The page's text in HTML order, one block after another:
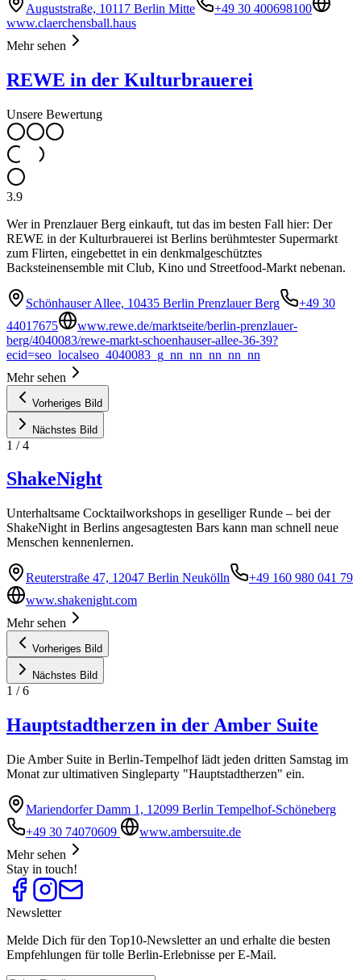
Auguststraße, 10117 Berlin Mitte
+49 30 400698100
www.claerchensball.haus
Mehr sehen
REWE in der Kulturbrauerei
Unsere Bewertung
3.9
Wer in Prenzlauer Berg einkauft, tut das im besten Fall hier: Der
REWE in der Kulturbrauerei ist Berlins berühmtester Supermarkt
zum Flirten, eingebettet in ein denkmalgeschütztes
Backsteinensemble mit Club, Kino und Streetfood-Markt nebenan.
Schönhauser Allee, 10435 Berlin Prenzlauer Berg
+49 30
44017675
www.rewe.de/marktseite/berlin-prenzlauer-
berg/4040083/rewe-markt-schoenhauser-allee-36-39?
ecid=seo_localseo_4040083_g_nn_nn_nn_nn_nn
Mehr sehen
Vorheriges Bild
Nächstes Bild
1 /4
ShakeNight
Unterhaltsame Cocktailworkshops in geselliger Runde – bei der
ShakeNight in Berlins angesagtesten Bars kann man schnell neue
Menschen kennenlernen.
Reuterstraße 47, 12047 Berlin Neukölln
+49 160 980 041 79
www.shakenight.com
Mehr sehen
Vorheriges Bild
Nächstes Bild
1 /6
Hauptstadtherzen in der Amber Suite
Die Amber Suite in Berlin-Tempelhof lädt jeden dritten Samstag im
Monat zur ultimativen Singleparty "Hauptstadtherzen" ein.
Mariendorfer Damm 1, 12099 Berlin Tempelhof-Schöneberg
+49 30 74070609
www.ambersuite.de
Mehr sehen
Stay in touch!
Newsletter
Melde Dich für den Top10-Newsletter an und erhalte die besten
Empfehlungen für tolle Berlin-Erlebnisse per E-Mail.